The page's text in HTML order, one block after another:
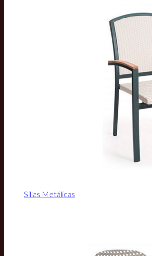
Sillas Metálicas